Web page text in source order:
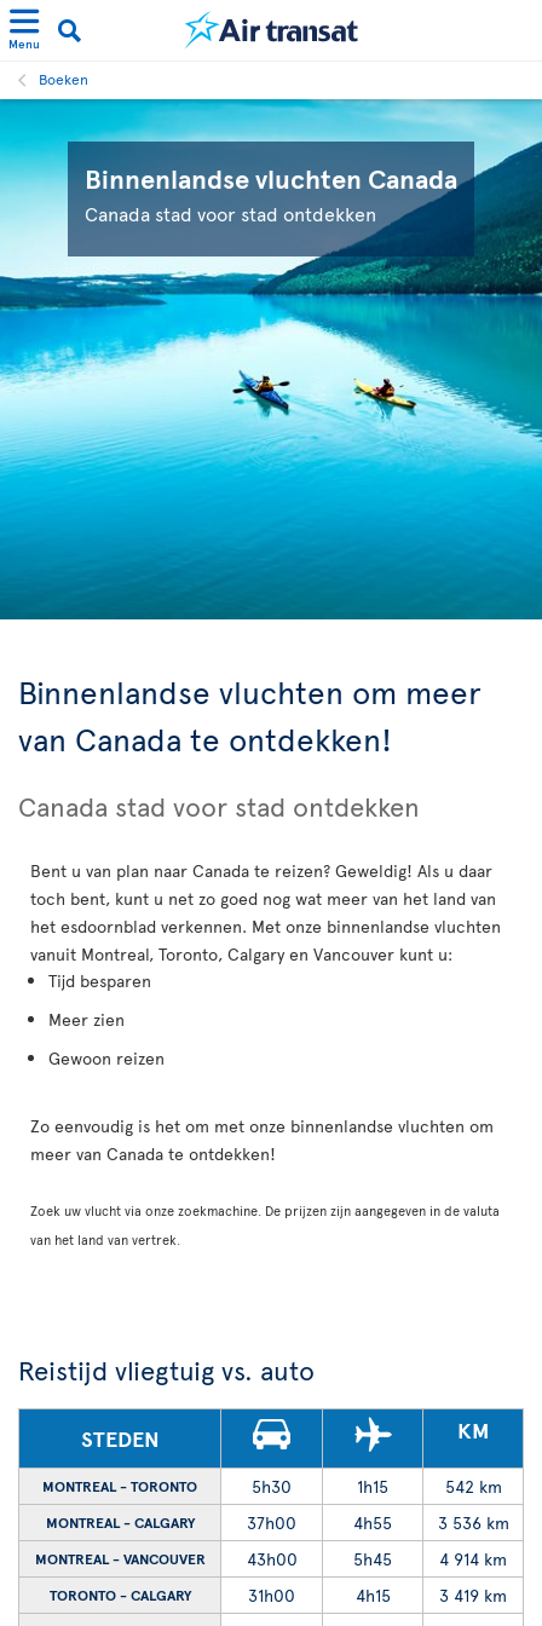
Menu
Boeken
Binnenlandse vluchten Canada
Canada stad voor stad ontdekken
Binnenlandse vluchten om meer
van Canada te ontdekken!
Canada stad voor stad ontdekken
Bent u van plan naar Canada te reizen? Geweldig! Als u daar
toch bent, kunt u net zo goed nog wat meer van het land van
het esdoornblad verkennen. Met onze binnenlandse vluchten
vanuit Montreal, Toronto, Calgary en Vancouver kunt u:
Tijd besparen
Meer zien
Gewoon reizen
Zo eenvoudig is het om met onze binnenlandse vluchten om
meer van Canada te ontdekken!
Zoek uw vlucht via onze zoekmachine. De prijzen zijn aangegeven in de valuta
van het land van vertrek.
Reistijd vliegtuig vs. auto
STEDEN KM
MONTREAL - TORONTO 5h30 1h15 542 km
MONTREAL - CALGARY 37h00 4h55 3 536 km
MONTREAL - VANCOUVER 43h00 5h45 4 914 km
TORONTO - CALGARY 31h00 4h15 3 419 km